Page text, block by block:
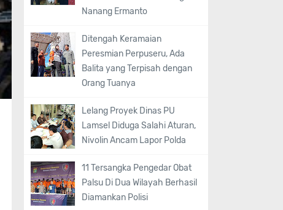
Nanang Ermanto
Ditengah Keramaian
Peresmian Perpuseru, Ada
Balita yang Terpisah dengan
Orang Tuanya
Lelang Proyek Dinas PU
Lamsel Diduga Salahi Aturan,
Nivolin Ancam Lapor Polda
11 Tersangka Pengedar Obat
Palsu Di Dua Wilayah Berhasil
Diamankan Polisi